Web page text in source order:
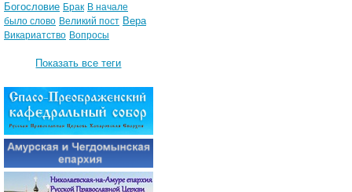
Богословие Брак В начале
было слово Великий пост Вера
Викариатство Вопросы
Показать все теги